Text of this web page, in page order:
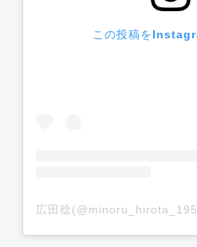
この投稿を
広田稔